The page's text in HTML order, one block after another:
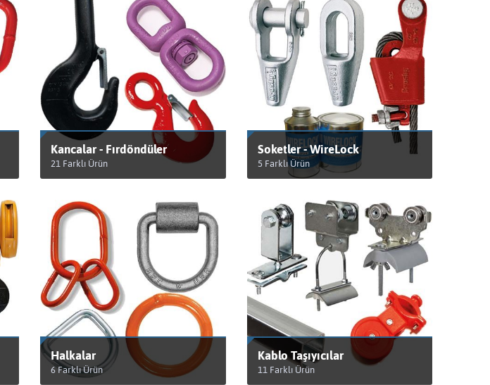
Kancalar - Fırdöndüler
21 Farklı Ürün
Soketler - WireLock
5 Farklı Ürün
Halkalar
6 Farklı Ürün
Kablo Taşıyıcılar
11 Farklı Ürün